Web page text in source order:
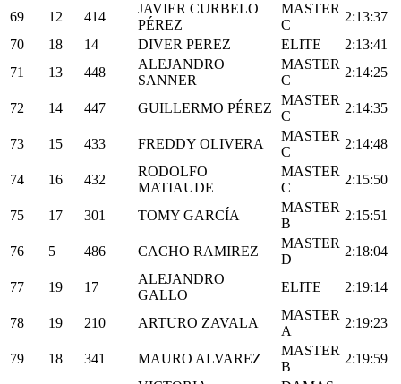
69 12 414
JAVIER CURBELO
PÉREZ
MASTER
C
2:13:37
70
18 14 DIVER PEREZ ELITE
2:13:41
71
13 448
ALEJANDRO
SANNER
MASTER
C
2:14:25
72 14 447 GUILLERMO PÉREZ
MASTER
C
2:14:35
73 15 433 FREDDY OLIVERA
MASTER
C
2:14:48
74 16 432
RODOLFO
MATIAUDE
MASTER
C
2:15:50
75 17 301 TOMY GARCÍA
MASTER
B
2:15:51
76 5 486 CACHO RAMIREZ
MASTER
D
2:18:04
77 19 17
ALEJANDRO
GALLO
ELITE 2:19:14
78 19 210 ARTURO ZAVALA
MASTER
A
2:19:23
79 18 341 MAURO ALVAREZ
MASTER
B
2:19:59